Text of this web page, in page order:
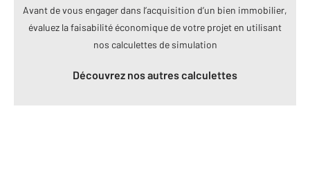
Avant de vous engager dans l’acquisition d’un bien immobilier,
évaluez la faisabilité économique de votre projet en utilisant
nos calculettes de simulation
Découvrez nos autres calculettes